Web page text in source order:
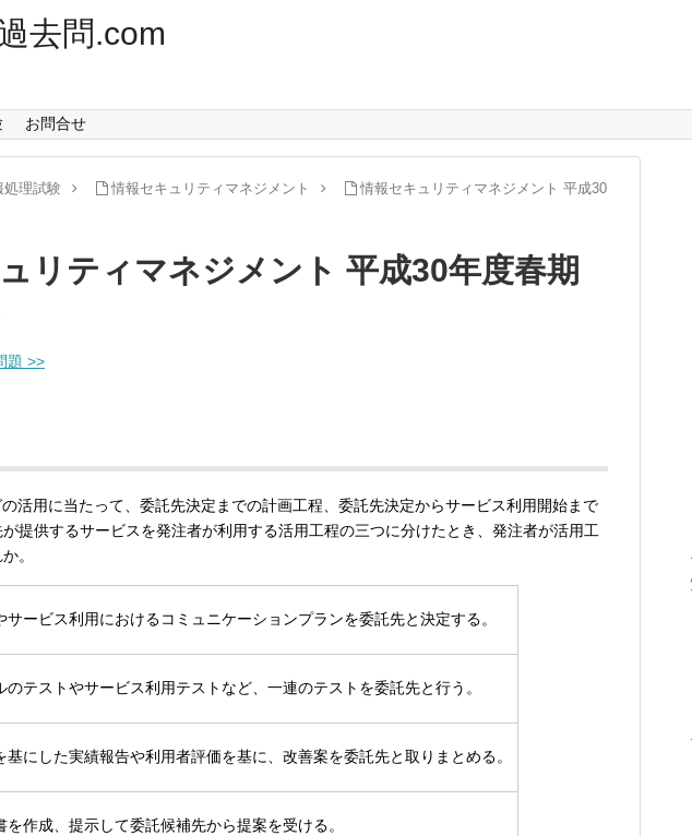
去問.com
お問合せ
処理試験 情報セキュリティマネジメント
情報セキュリティマネジメント 平成30
リティマネジメント 平成30年度春期
題 >>
活用に当たって、委託先決定までの計画工程、委託先決定からサービス利用開始まで
提供するサービスを発注者が利用する活用工程の三つに分けたとき、発注者が活用工
。
サービス利用におけるコミュニケーションプランを委託先と決定する。
のテストやサービス利用テストなど、一連のテストを委託先と行う。
基にした実績報告や利用者評価を基に、改善案を委託先と取りまとめる。
を作成、提示して委託候補先から提案を受ける。